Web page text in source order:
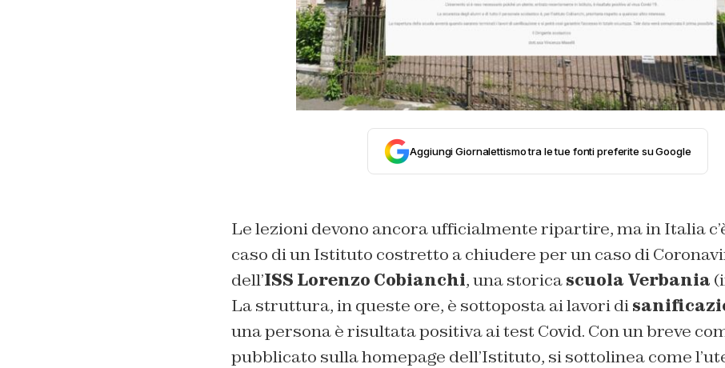
Aggiungi Giornalettismo tra le tue fonti preferite su Google
Le lezioni devono ancora ufficialmente ripartire, ma in Italia
caso di un Istituto costretto a chiudere per un caso di
dell’ISS Lorenzo Cobianchi, una storicascuola Verbania
La struttura, in queste ore, è sottoposta ai lavori di
una persona è risultata positiva ai test Covid. Con un breve
pubblicato sulla homepage dell’Istituto, si sottolinea come